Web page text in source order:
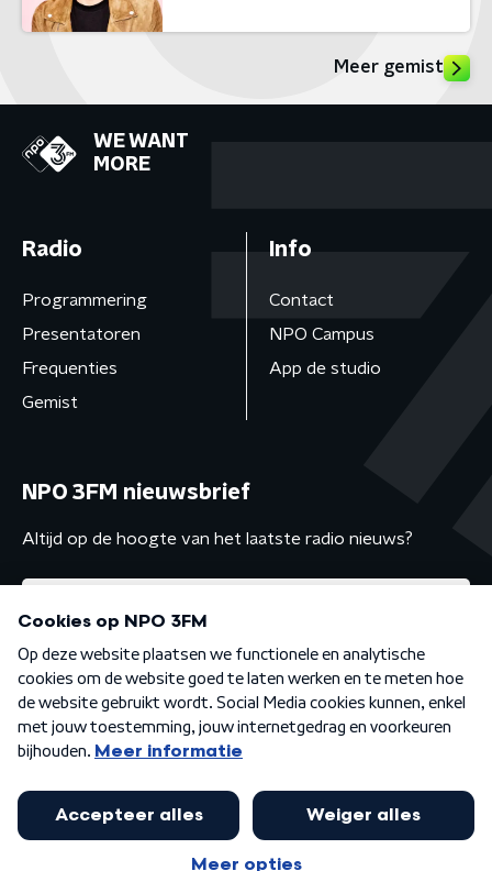
Meer gemist
WE WANT
MORE
Radio
Programmering
Presentatoren
Frequenties
Gemist
Info
Contact
NPO Campus
App de studio
NPO 3FM nieuwsbrief
Altijd op de hoogte van het laatste radio nieuws?
Algemene voorwaarden Privacybeleid